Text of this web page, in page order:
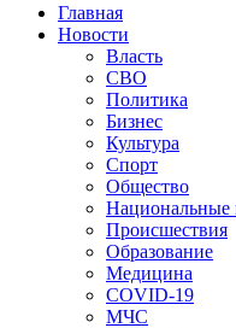
Главная
Новости
Власть
СВО
Политика
Бизнес
Культура
Спорт
Общество
Национальные
Происшествия
Образование
Медицина
COVID-19
МЧС